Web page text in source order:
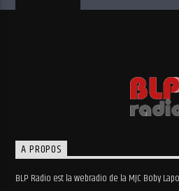
A PROPOS
BLP Radio est la webradio de la MJC Boby